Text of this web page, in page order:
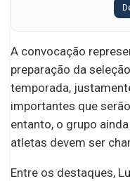
A convocação
preparação da
temporada,
importantes que
entanto, o grupo
atletas devem ser
Entre os destaques,